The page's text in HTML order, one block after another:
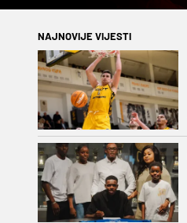
NAJNOVIJE VIJESTI